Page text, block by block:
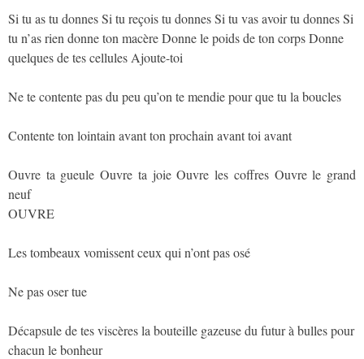
Si tu as tu donnes Si tu reçois tu donnes Si tu vas avoir tu donnes Si
tu n’as rien donne ton macère Donne le poids de ton corps Donne
quelques de tes cellules Ajoute-toi
Ne te contente pas du peu qu’on te mendie pour que tu la boucles
Contente ton lointain avant ton prochain avant toi avant
Ouvre ta gueule Ouvre ta joie Ouvre les coffres Ouvre le grand
neuf
OUVRE
Les tombeaux vomissent ceux qui n’ont pas osé
Ne pas oser tue
Décapsule de tes viscères la bouteille gazeuse du futur à bulles pour
chacun le bonheur